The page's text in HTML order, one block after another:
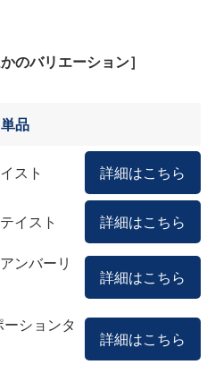
のバリエーション］
単品
スト 詳細はこちら
イスト
詳細はこちら
ンバーリ
詳細はこちら
ションタ
詳細はこちら